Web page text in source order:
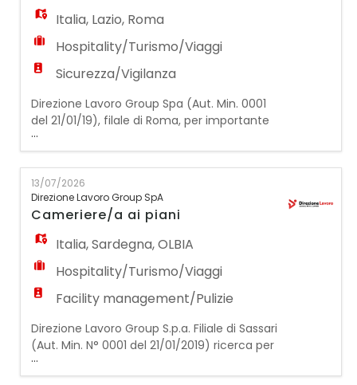
Italia, Lazio, Roma
Hospitality/Turismo/Viaggi
Sicurezza/Vigilanza
Direzione Lavoro Group Spa (Aut. Min. 0001
del 21/01/19), filale di Roma, per importante
realtà romana settore Beni Culturali ricerca:
Addetti custodia settore museale (a
chiamata) Le risorse inserite si
occuperanno di attività di supervisione,
accoglienza. informazioni , assistenza e
controllo del corretto afflusso dei visitatori
all'interno del
...
13/07/2026
Direzione Lavoro Group SpA
Cameriere/a ai piani
Italia,Sardegna,OLBIA
Hospitality/Turismo/Viaggi
Facility management/Pulizie
Direzione Lavoro Group S.p.a. Filiale di Sassari
(Aut. Min. N° 0001 del 21/01/2019) ricerca per
importante struttura alberghiera un/a
CAMERIERE/ CAMERIERA AI PIANI La risorsa si
...